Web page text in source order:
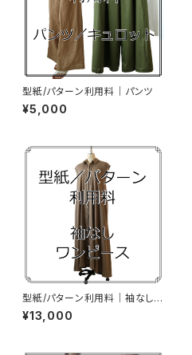
型紙/パターン利用料｜パンツ
¥5,000
型紙/パターン利用料｜袖なしワ
ンピース
¥13,000